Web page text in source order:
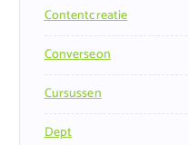
Contentcreatie
Converseon
Cursussen
Dept